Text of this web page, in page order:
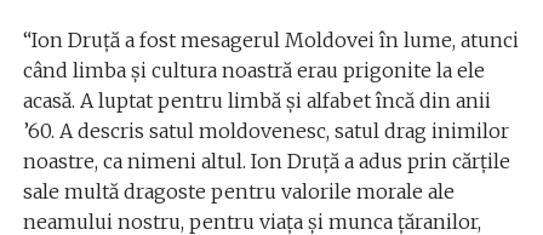
“Ion Druță a fost mesagerul Moldovei în lume, atunci
când limba și cultura noastră erau prigonite la ele
acasă. A luptat pentru limbă și alfabet încă din anii
’60. A descris satul moldovenesc, satul drag inimilor
noastre, ca nimeni altul. Ion Druță a adus prin cărțile
sale multă dragoste pentru valorile morale ale
neamului nostru, pentru viața și munca țăranilor,